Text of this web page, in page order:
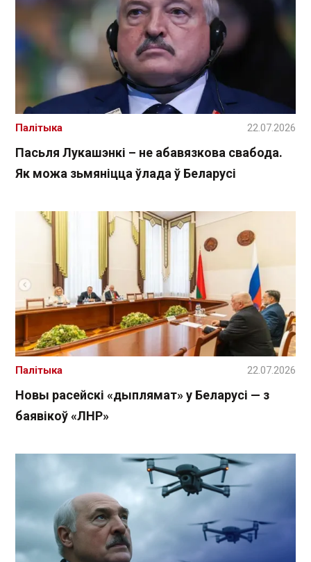
Пасьля Лукашэнкі – не абавязкова свабода.
Як можа зьмяніцца ўлада ў Беларусі
Палітыка 22.07.2026
Новы расейскі «дыплямат» у Беларусі — з
баявікоў «ЛНР»
Палітыка 22.07.2026